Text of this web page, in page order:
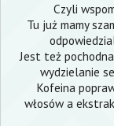
Czyli
Tu już mamy
Jest też
wydzielanie
Kofeina
włosów a